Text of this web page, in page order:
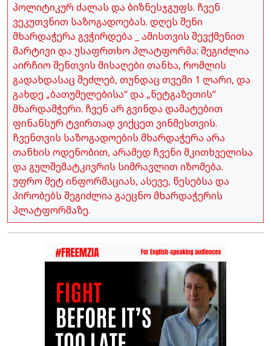
პოლიტიკურ ძალას და ბიზნესჯგუფს. ჩვენ
ვეკუთვნით საზოგადოებას. დღეს შენი
მხარდაჭერა გვჭირდება _ ამისთვის შევქმენით
მარტივი და უსაფრთხო პლატფორმა: შეგიძლია
აირჩიო შენთვის მისაღები თანხა, რომლის
გადახდასაც შეძლებ, თუნდაც თვეში 1 ლარი, და
გახდე „ბათუმელებისა“ და „ნეტგაზეთის“
მხარდამჭერი. ჩვენ არ გვინდა დამატებით
ფინანსურ ტვირთად ვიქცეთ ვინმესთვის.
ჩვენთვის საზოგადოების მხარდაჭერა არა
თანხის ოდენობით, არამედ ჩვენი მკითხველისა
და გულშემატკივრის სიმრავლით იზომება.
უფრო მეტ ინფორმაციას, ასევე, წესებსა და
პირობებს შეგიძლია გაეცნო მხარდაჭერის
პლატფორმაზე.